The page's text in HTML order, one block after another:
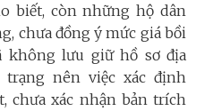
biết, còn những hộ dân
chưa đồng ý mức giá bồi
không lưu giữ hồ sơ địa
nên việc xác định
chưa xác nhận bản trích